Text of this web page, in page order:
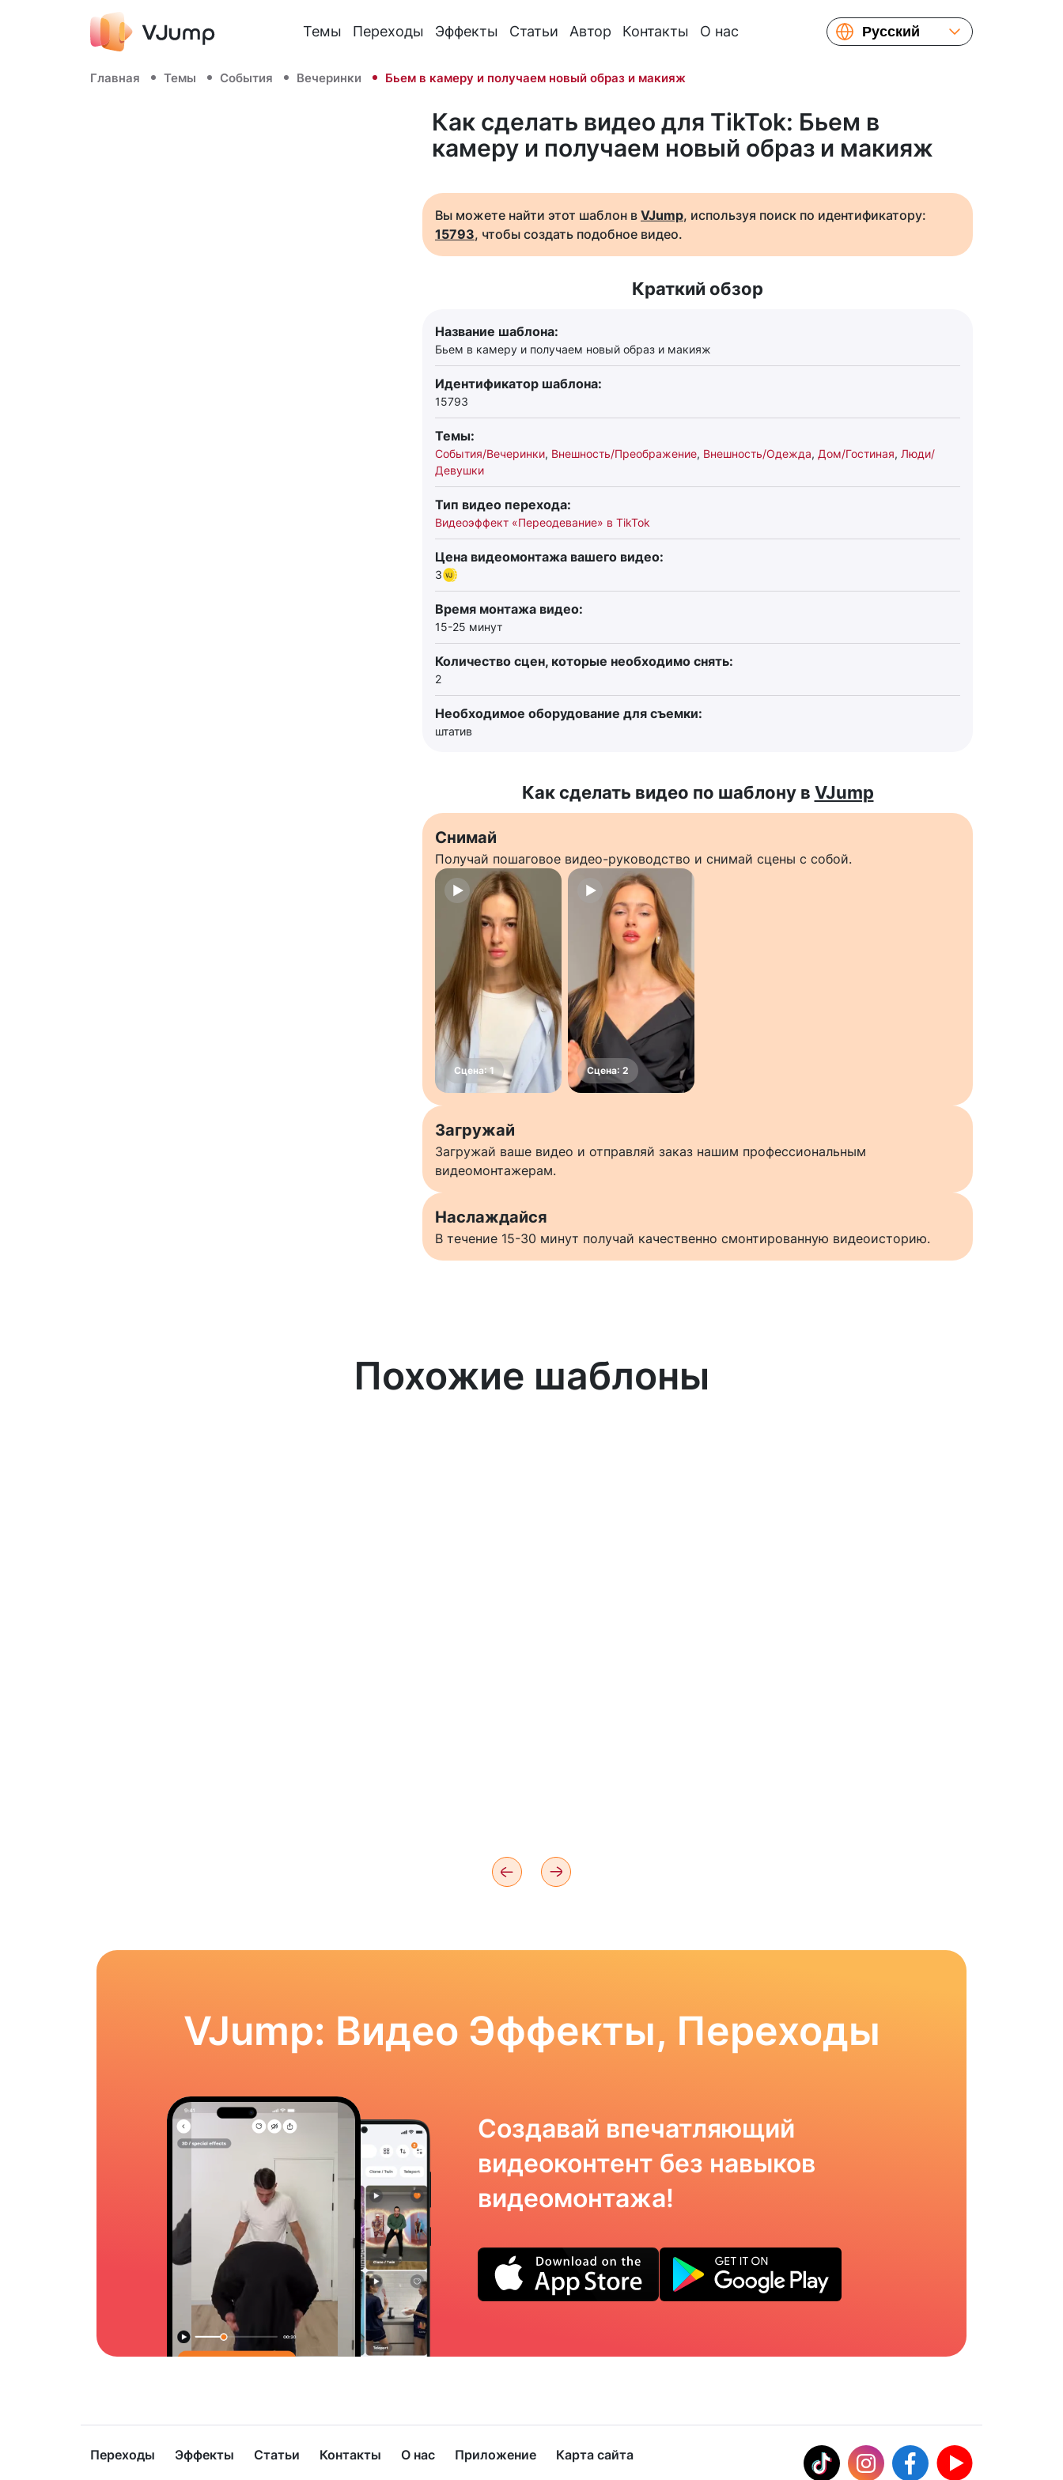
Темы Переходы Эффекты Статьи Автор Контакты О нас
Русский
Français
繁體中文
Главная Темы События Вечеринки Бьем в камеру и получаем новый образ и макияж
Как сделать видео для TikTok: Бьем в
камеру и получаем новый образ и макияж
Вы можете найти этот шаблон в VJump, используя поиск по идентификатору:
15793, чтобы создать подобное видео.
Краткий обзор
Название шаблона:
Бьем в камеру и получаем новый образ и макияж
Идентификатор шаблона:
15793
Темы:
События/Вечеринки, Внешность/Преображение, Внешность/Одежда, Дом/Гостиная, Люди/
Девушки
Тип видео перехода:
Видеоэффект «Переодевание» в TikTok
Цена видеомонтажа вашего видео:
3
Время монтажа видео:
15-25 минут
Количество сцен, которые необходимо снять:
2
Необходимое оборудование для съемки:
штатив
Как сделать видео по шаблону в VJump
Снимай
Получай пошаговое видео-руководство и снимай сцены с собой.
Загружай
Загружай ваше видео и отправляй заказ нашим профессиональным
видеомонтажерам.
Наслаждайся
В течение 15-30 минут получай качественно смонтированную видеоисторию.
Похожие шаблоны
VJump: Видео Эффекты, Переходы
Создавай впечатляющий
видеоконтент без навыков
видеомонтажа!
Переходы Эффекты Статьи Контакты О нас Приложение Карта сайта